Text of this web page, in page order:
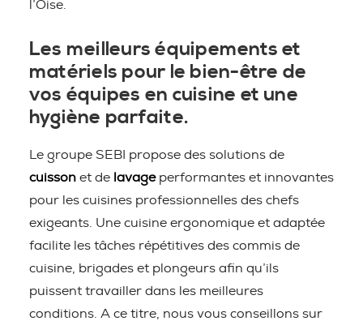
l’Oise.
Les meilleurs équipements et
matériels pour le bien-être de
vos équipes en cuisine et une
hygiène parfaite.
Le groupe SEBI propose des solutions de
cuisson et de lavageperformantes et innovantes
pour les cuisines professionnelles des chefs
exigeants. Une cuisine ergonomique et adaptée
facilite les tâches répétitives des commis de
cuisine, brigades et plongeurs afin qu’ils
puissent travailler dans les meilleures
conditions. A ce titre, nous vous conseillons sur